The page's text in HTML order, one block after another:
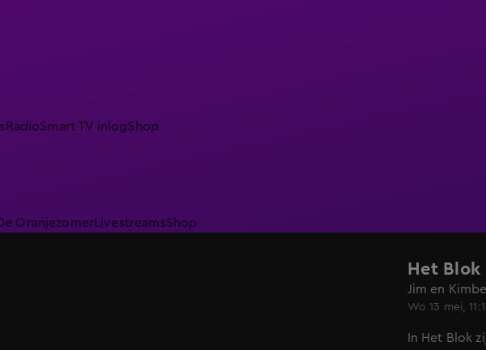
RadioSmart TV inlogShop
Oranjezomer LivestreamsShop
Het Blok
Jim en
Wo 13 mei,
In Het Blok